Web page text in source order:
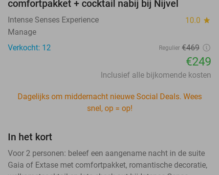
comfortpakket + cocktail nabij bij Nijvel
Intense Senses Experience 10.0 star
Manage
Verkocht: 12
Regulier €469
€249
Inclusief alle bijkomende kosten
Dagelijks om middernacht nieuwe Social Deals. Wees
snel, op = op!
In het kort
Voor 2 personen: beleef een aangename nacht in de suite
Gaia of Extase met comfortpakket, romantische decoratie,